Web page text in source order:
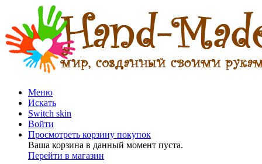
Меню
Искать
Switch skin
Войти
Просмотреть корзину покупок
Ваша корзина в данный момент пуста.
Перейти в магазин